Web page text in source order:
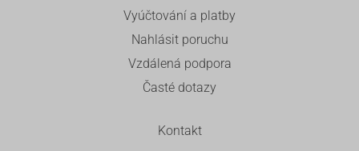
Vyúčtování a platby
Nahlásit poruchu
Vzdálená podpora
Časté dotazy
Kontakt